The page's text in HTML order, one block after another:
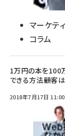
マーケテ
コラム
1万円の本を100
できる方法――顧客
2018年7月17日 11:00